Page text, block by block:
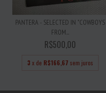
PANTERA - SELECTED IN "COWBOYS
FROM...
R$500,00
3 x de R$166,67 sem juros